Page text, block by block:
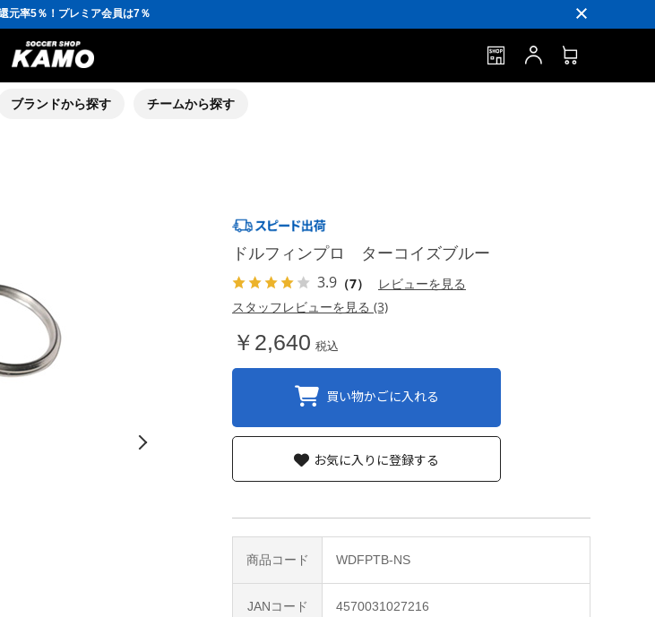
元率5％！プレミア会員は7％
に「10％OFFクーポン」プレゼント！
以上でシューズケースプレゼント！
円(税込)以上で送料無料！
元率5％！プレミア会員は7％
に「10％OFFクーポン」プレゼント！
ブランドから探す チームから探す
ドルフィンプロ ターコイズブルー
3.9 （7）
レビューを見る
スタッフレビューを見る (3)
￥2,640 税込
買い物かごに入れる
商品コード WDFPTB-NS
JANコード 4570031027216
お気に入りに登録する